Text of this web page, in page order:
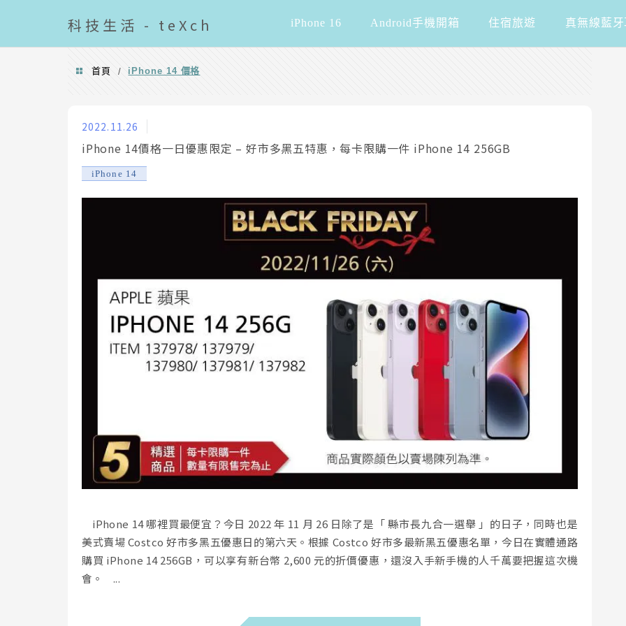
科技 生活 - teXch iPhone 16 Android手機開箱 住宿旅遊 真無線藍
首頁 / iPhone 14 價格
2022.11.26
iPhone 14價格一日優惠限定 – 好市多黑五特惠，每卡限購一件 iPhone 14 256GB
iPhone 14
iPhone 14 哪裡買最便宜？今日 2022 年 11 月 26 日除了是「 縣市長九合一選舉 」的日子，同時也是
美式賣場 Costco 好市多黑五優惠日的第六天。根據 Costco 好市多最新黑五優惠名單，今日在實體通路
購買 iPhone 14 256GB，可以享有新台幣 2,600 元的折價優惠，還沒入手新手機的人千萬要把握這次機
會。 ...